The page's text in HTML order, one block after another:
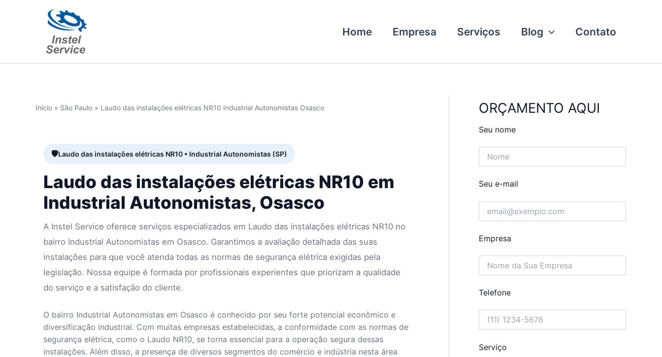
Home Empresa Serviços Blog Contato
Início São Paulo Laudo das instalações elétricas NR10 Industrial Autonomistas Osasco
Laudo das instalações elétricas NR10 • Industrial Autonomistas (SP)
Laudo das instalações elétricas NR10 em
Industrial Autonomistas, Osasco
A Instel Service oferece serviços especializados em Laudo das instalações elétricas NR10 no
bairro Industrial Autonomistas em Osasco. Garantimos a avaliação detalhada das suas
instalações para que você atenda todas as normas de segurança elétrica exigidas pela
legislação. Nossa equipe é formada por profissionais experientes que priorizam a qualidade
do serviço e a satisfação do cliente.
O bairro Industrial Autonomistas em Osasco é conhecido por seu forte potencial econômico e
diversificação industrial. Com muitas empresas estabelecidas, a conformidade com as normas de
segurança elétrica, como o Laudo NR10, se torna essencial para a operação segura dessas
instalações. Além disso, a presença de diversos segmentos do comércio e indústria nesta área
ORÇAMENTO AQUI
Seu nome
Seu e-mail
Empresa
Telefone
Serviço